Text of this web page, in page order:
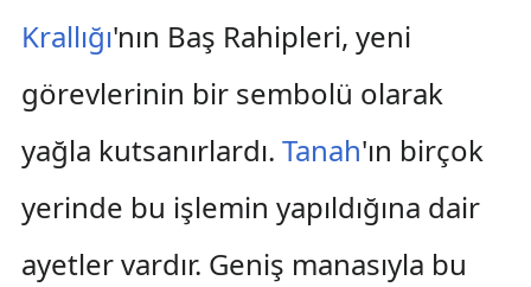
Krallığı'nın Baş Rahipleri, yeni
görevlerinin bir sembolü olarak
yağla kutsanırlardı. Tanah'ın birçok
yerinde bu işlemin yapıldığına dair
ayetler vardır. Geniş manasıyla bu